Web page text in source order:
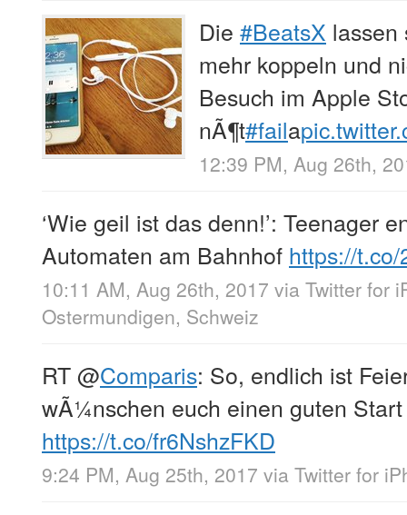
Die #BeatsX lassen
mehr koppeln und
Besuch im Apple
nÃ¶t#faila
12:39 PM, Aug 26th,
‘Wie geil ist das denn!’: Teenager
Automaten am Bahnhof https://
10:11 AM, Aug 26th, 2017 via Twitter for
Ostermundigen, Schweiz
RT@Comparis: So, endlich ist
wÃ¼nschen euch einen guten
https://t.co/fr6NshzFKD
9:24 PM, Aug 25th, 2017 via Twitter for